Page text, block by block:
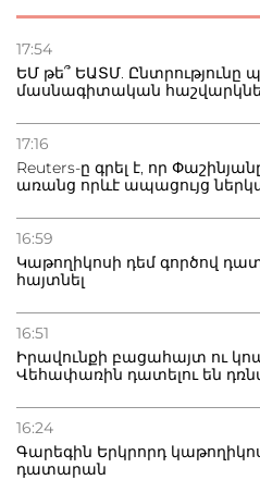
17:54
ԵՄ թե՞ ԵԱՏՄ. Ընտրությունը
մասնագիտական
17:16
Reuters-ը գրել է, որ
առանց որևէ ապացույց
16:59
Կաթողիկոսի դեմ գործով
հայտնել
16:51
Իրավունքի բացահայտ ու
Վեհափառին դատելու են
16:24
Գարեգին Երկրորդ
դատարան
22.07.2026
տուժածներ կան
բնակվել Ռուսաստանում
Բաքվի բանտից գեներալ
Փաշինյանին